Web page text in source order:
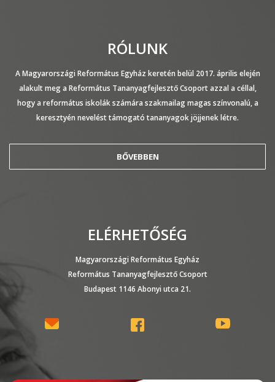
RÓLUNK
A Magyarországi Református Egyház keretén belül 2017. április elején
alakult meg a Református Tananyagfejlesztő Csoport azzal a céllal,
hogy a református iskolák számára szakmailag magas színvonalú, a
keresztyén nevelést támogató tananyagok jöjjenek létre.
BŐVEBBEN
ELÉRHETŐSÉG
Magyarországi Református Egyház
Református Tananyagfejlesztő Csoport
Budapest 1146 Abonyi utca 21.